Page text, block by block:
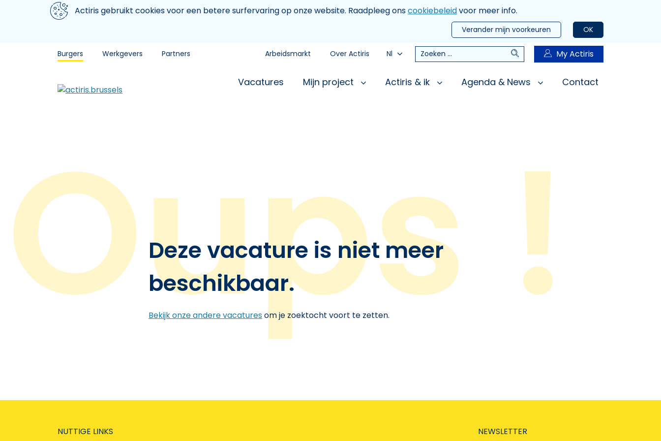
Aller au contenu principal
We gebruiken cookiesActiris gebruikt cookies voor een betere surfervaring op onze website. Raadpleeg onscookiebeleidvoor meer info.
OK
Verander mijn voorkeuren
Burgers Werkgevers Partners Arbeidsmarkt Over Actiris Nl Zoeken Zoeken My Actiris
Vacatures Mijn project Actiris & ik Agenda & News Contact
Deze vacature is niet meer
beschikbaar.
Bekijk onze andere vacaturesom je zoektocht voort te zetten.
NUTTIGE LINKS NEWSLETTER